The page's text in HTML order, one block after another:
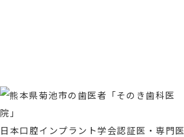
日本口腔インプラント学会認証医・専門医